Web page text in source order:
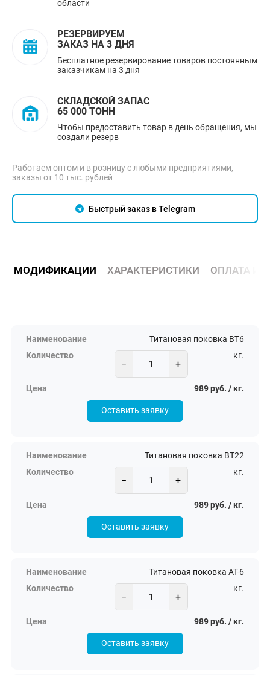
области
РЕЗЕРВИРУЕМ
ЗАКАЗ НА 3 ДНЯ
Бесплатное резервирование товаров постоянным
заказчикам на 3 дня
СКЛАДСКОЙ ЗАПАС
65 000 ТОНН
Чтобы предоставить товар в день обращения, мы
создали резерв
Работаем оптом и в розницу с любыми предприятиями,
заказы от 10 тыс. рублей
Быстрый заказ в Telegram
МОДИФИКАЦИИ ХАРАКТЕРИСТИКИ ОПЛАТА И
Титановая поковка ВТ6
− +
кг.
989 руб. / кг.
Оставить заявку
Титановая поковка ВТ22
− +
кг.
989 руб. / кг.
Оставить заявку
Титановая поковка АТ-6
− +
кг.
989 руб. / кг.
Оставить заявку